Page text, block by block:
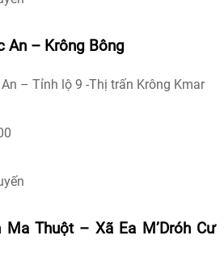
An – Krông Bông
– Tỉnh lộ 9 -Thị trấn Krông Kmar
Thuột – Xã Ea M’Dróh Cư